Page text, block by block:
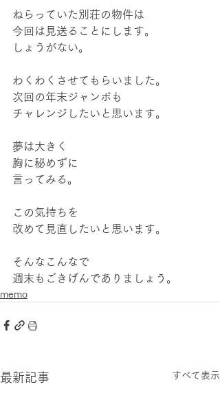
ねらっていた別荘の物件は
今回は見送ることにします。
しょうがない。
わくわくさせてもらいました。
次回の年末ジャンボも
チャレンジしたいと思います。
夢は大きく
胸に秘めずに
言ってみる。
この気持ちを
改めて見直したいと思います。
そんなこんなで
週末もごきげんでありましょう。
memo
最新記事 すべて表示